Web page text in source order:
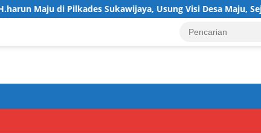
di Pilkades Sukawijaya, Usung Visi Desa Maju,